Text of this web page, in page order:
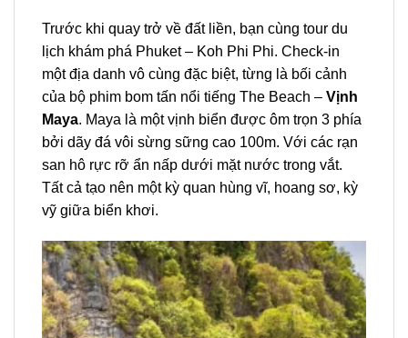
Trước khi quay trở về đất liền, bạn cùng tour du
lịch khám phá Phuket– Koh Phi Phi. Check-in
một địa danh vô cùng đặc biệt, từng là bối cảnh
của bộ phim bom tấn nổi tiếng The Beach – Vịnh
Maya. Maya là một vịnh biển được ôm trọn 3 phía
bởi dãy đá vôi sừng sững cao 100m. Với các rạn
san hô rực rỡ ẩn nấp dưới mặt nước trong vắt.
Tất cả tạo nên một kỳ quan hùng vĩ, hoang sơ, kỳ
vỹ giữa biển khơi.